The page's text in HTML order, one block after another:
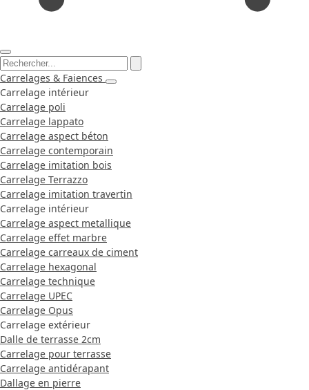
Carrelages & Faiences
Carrelage intérieur
Carrelage poli
Carrelage lappato
Carrelage aspect béton
Carrelage contemporain
Carrelage imitation bois
Carrelage Terrazzo
Carrelage imitation travertin
Carrelage intérieur
Carrelage aspect metallique
Carrelage effet marbre
Carrelage carreaux de ciment
Carrelage hexagonal
Carrelage technique
Carrelage UPEC
Carrelage Opus
Carrelage extérieur
Dalle de terrasse 2cm
Carrelage pour terrasse
Carrelage antidérapant
Dallage en pierre